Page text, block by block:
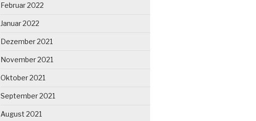
Februar 2022
Januar 2022
Dezember 2021
November 2021
Oktober 2021
September 2021
August 2021